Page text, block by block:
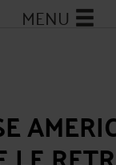
MENU